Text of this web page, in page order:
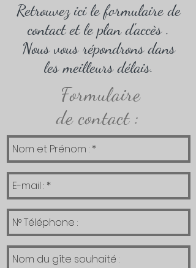
Formulaire
de contact :
Retrouvez ici le formulaire de
contact et le plan d'accès .
Nous vous répondrons dans
les meilleurs délais.